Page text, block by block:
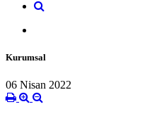
Kurumsal
06 Nisan 2022